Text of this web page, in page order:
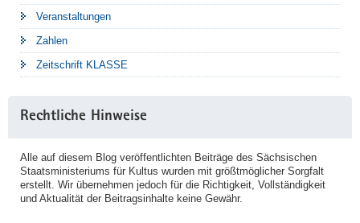
Veranstaltungen
Zahlen
Zeitschrift KLASSE
Rechtliche Hinweise
Alle auf diesem Blog veröffentlichten Beiträge des Sächsischen
Staatsministeriums für Kultus wurden mit größtmöglicher Sorgfalt
erstellt. Wir übernehmen jedoch für die Richtigkeit, Vollständigkeit
und Aktualität der Beitragsinhalte keine Gewähr.